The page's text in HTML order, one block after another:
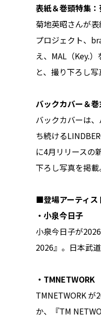
表紙＆巻頭特集
菊地英昭さんが
プロジェクト、
え、MAL（Key.
と、撮り下ろし
バックカバー＆
バックカバーは
ち続ける
に4月リリースの
下ろし写真を掲載
■登場アーティス
・小泉今日子
小泉今日子が
2026』。日本武
・TMNETWORK
TMNETWORK
か、『TM